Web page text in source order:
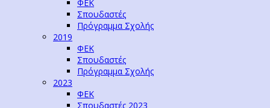
ΦΕΚ
Σπουδαστές
Πρόγραμμα Σχολής
2019
ΦΕΚ
Σπουδαστές
Πρόγραμμα Σχολής
2023
ΦΕΚ
Σπουδαστές 2023